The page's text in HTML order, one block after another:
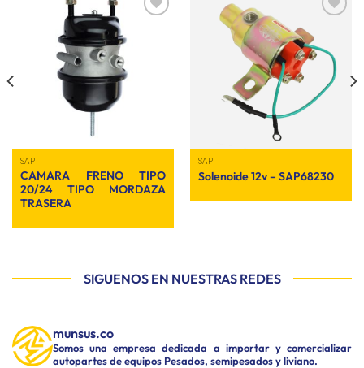
SAP
CAMARA FRENO TIPO
20/24 TIPO MORDAZA
TRASERA
Añadir
a la
lista de
deseos
SAP
Solenoide 12v – SAP68230
SIGUENOS EN NUESTRAS REDES
munsus.co
Somos una empresa dedicada a importar y comercializar
autopartes de equipos Pesados, semipesados y liviano.